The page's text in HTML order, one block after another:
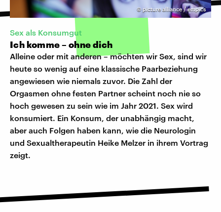
© picture alliance / empics
Sex als Konsumgut
Ich komme – ohne dich
Alleine oder mit anderen – möchten wir Sex, sind wir
heute so wenig auf eine klassische Paarbeziehung
angewiesen wie niemals zuvor. Die Zahl der
Orgasmen ohne festen Partner scheint noch nie so
hoch gewesen zu sein wie im Jahr 2021. Sex wird
konsumiert. Ein Konsum, der unabhängig macht,
aber auch Folgen haben kann, wie die Neurologin
und Sexualtherapeutin Heike Melzer in ihrem Vortrag
zeigt.